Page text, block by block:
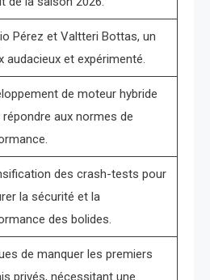
Pérez et Valtteri Bottas, un
audacieux et expérimenté.
de moteur hybride
répondre aux normes de
des crash-tests pour
la sécurité et la
des bolides.
de manquer les premiers
privés, nécessitant une